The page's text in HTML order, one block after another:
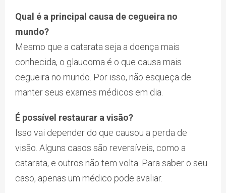
Qual é a principal causa de cegueira no
mundo?
Mesmo que a catarata seja a doença mais
conhecida, o glaucoma é o que causa mais
cegueira no mundo. Por isso, não esqueça de
manter seus exames médicos em dia.
É possível restaurar a visão?
Isso vai depender do que causou a perda de
visão. Alguns casos são reversíveis, como a
catarata, e outros não tem volta. Para saber o seu
caso, apenas um médico pode avaliar.